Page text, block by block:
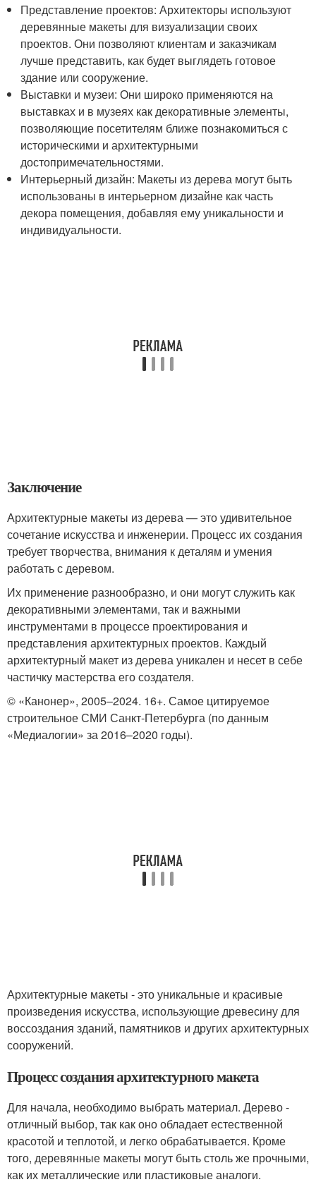
Представление проектов: Архитекторы используют
деревянные макеты для визуализации своих
проектов. Они позволяют клиентам и заказчикам
лучше представить, как будет выглядеть готовое
здание или сооружение.
Выставки и музеи: Они широко применяются на
выставках и в музеях как декоративные элементы,
позволяющие посетителям ближе познакомиться с
историческими и архитектурными
достопримечательностями.
Интерьерный дизайн: Макеты из дерева могут быть
использованы в интерьерном дизайне как часть
декора помещения, добавляя ему уникальности и
индивидуальности.
Заключение
Архитектурные макеты из дерева — это удивительное
сочетание искусства и инженерии. Процесс их создания
требует творчества, внимания к деталям и умения
работать с деревом.
Их применение разнообразно, и они могут служить как
декоративными элементами, так и важными
инструментами в процессе проектирования и
представления архитектурных проектов. Каждый
архитектурный макет из дерева уникален и несет в себе
частичку мастерства его создателя.
© «Канонер», 2005–2024. 16+. Самое цитируемое
строительное СМИ Санкт-Петербурга (по данным
«Медиалогии» за 2016–2020 годы).
Архитектурные макеты - это уникальные и красивые
произведения искусства, использующие древесину для
воссоздания зданий, памятников и других архитектурных
сооружений.
Процесс создания архитектурного макета
Для начала, необходимо выбрать материал. Дерево -
отличный выбор, так как оно обладает естественной
красотой и теплотой, и легко обрабатывается. Кроме
того, деревянные макеты могут быть столь же прочными,
как их металлические или пластиковые аналоги.